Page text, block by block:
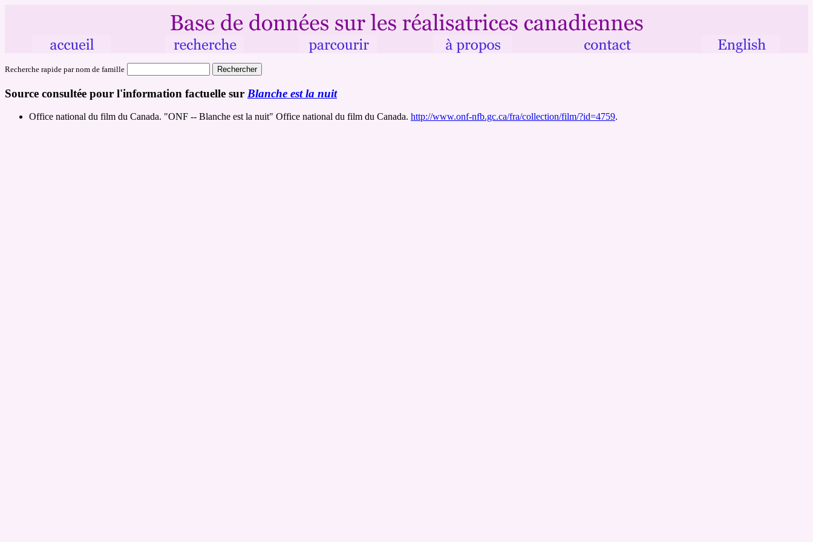
Recherche rapide par nom de famille
Source consultée pour l'information factuelle sur Blanche est la nuit
Office national du film du Canada. "ONF -- Blanche est la nuit" Office national du film du Canada. http://www.onf-nfb.gc.ca/fra/collection/film/?id=4759.